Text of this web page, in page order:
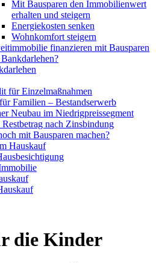
Mit Bausparen den Immobilienwert
erhalten und steigern
Energiekosten senken
Wohnkomfort steigern
finanzieren mit Bausparen
für Einzelmaßnahmen
Familien – Bestandserwerb
Neubau im Niedrigpreissegment
nach Zinsbindung
mit Bausparen machen?
Hauskauf
die Kinder